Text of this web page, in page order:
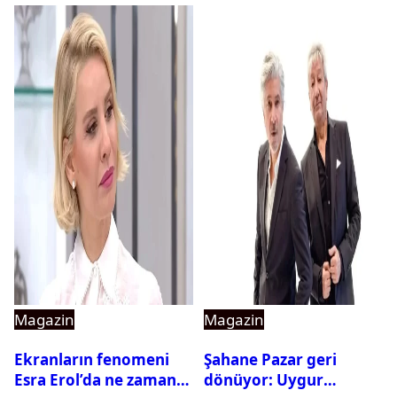
Magazin
Ekranların fenomeni
Esra Erol’da ne zaman
Magazin
Şahane Pazar geri
dönüyor: Uygur